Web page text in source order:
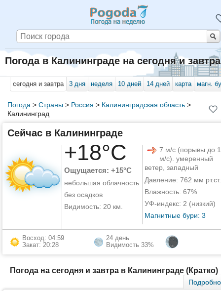
Погода в Калининграде на сегодня и завтра
сегодня и завтра 3 дня неделя 10 дней 14 дней карта магн.
Погода > Страны> Россия > Калининградская область>
Калининград
Сейчас в Калининграде
+18°C
Ощущается: +15°C
небольшая облачность
без осадков
Видимость: 20 км.
7 м/с (порывы до
м/с). умеренный
ветер, западный
Давление: 762 мм рт.ст.
Влажность: 67%
УФ-индекс: 2 (низкий)
Магнитные бури: 3
Восход: 04:59
Закат: 20:28
24 день
Видимость 33%
Погода на сегодня и завтра в Калининграде (Кратко)
Подробно